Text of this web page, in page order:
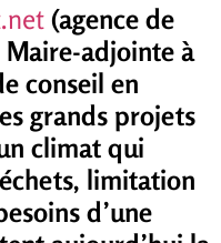
(agence de
Maire-adjointe à
conseil en
grands projets
climat qui
limitation
d’une